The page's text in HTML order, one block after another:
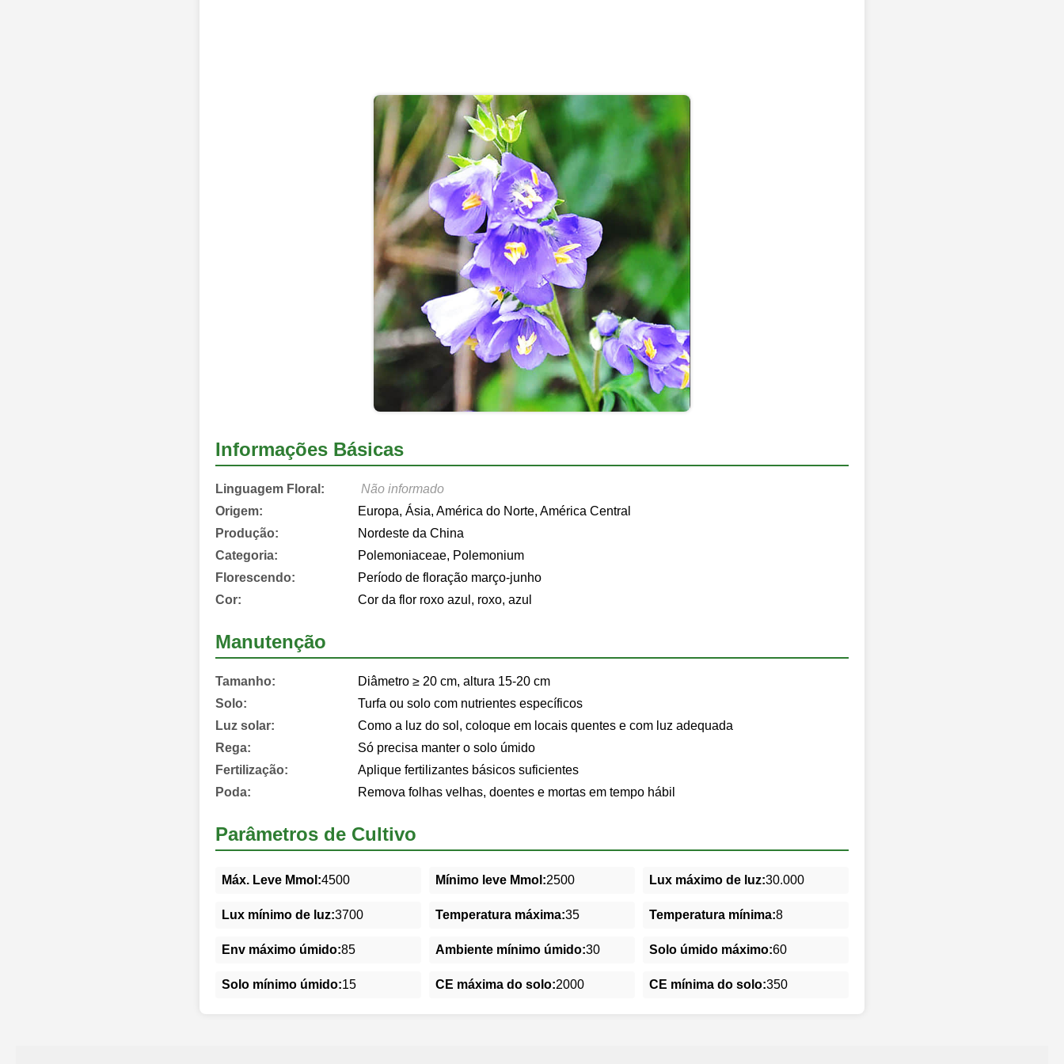
Informações Básicas
Linguagem Floral:
Não informado
Origem:
Europa, Ásia, América do Norte, América Central
Produção:
Nordeste da China
Categoria:
Polemoniaceae, Polemonium
Florescendo:
Período de floração março-junho
Cor:
Cor da flor roxo azul, roxo, azul
Manutenção
Tamanho:
Diâmetro ≥ 20 cm, altura 15-20 cm
Solo:
Turfa ou solo com nutrientes específicos
Luz solar:
Como a luz do sol, coloque em locais quentes e com luz adequada
Rega:
Só precisa manter o solo úmido
Fertilização:
Aplique fertilizantes básicos suficientes
Poda:
Remova folhas velhas, doentes e mortas em tempo hábil
Parâmetros de Cultivo
Máx. Leve Mmol:4500 Mínimo leve Mmol:2500 Lux máximo de luz:30.000
Lux mínimo de luz:3700 Temperatura máxima:35 Temperatura mínima:8
Env máximo úmido:85 Ambiente mínimo úmido:30 Solo úmido máximo:60
Solo mínimo úmido:15 CE máxima do solo:2000 CE mínima do solo:350